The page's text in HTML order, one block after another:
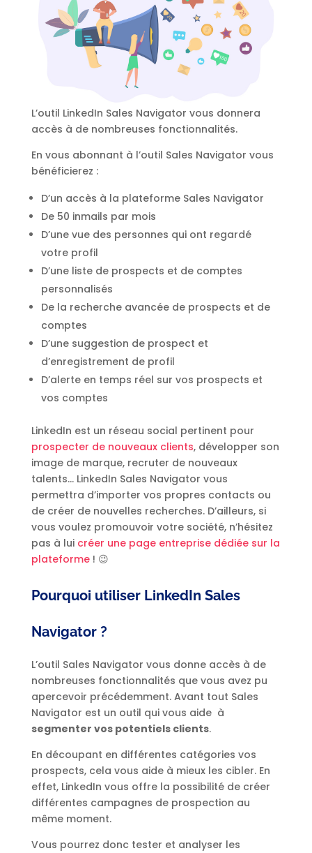
L’outil LinkedIn Sales Navigator vous donnera
accès à de nombreuses fonctionnalités.
En vous abonnant à l’outil Sales Navigator vous
bénéficierez :
D’un accès à la plateforme Sales Navigator
De 50 inmails par mois
D’une vue des personnes qui ont regardé
votre profil
D’une liste de prospects et de comptes
personnalisés
De la recherche avancée de prospects et de
comptes
D’une suggestion de prospect et
d’enregistrement de profil
D’alerte en temps réel sur vos prospects et
vos comptes
LinkedIn est un réseau social pertinent pour
prospecter de nouveaux clients, développer son
image de marque, recruter de nouveaux
talents… LinkedIn Sales Navigator vous
permettra d’importer vos propres contacts ou
de créer de nouvelles recherches. D’ailleurs, si
vous voulez promouvoir votre société, n’hésitez
pas à lui créer une page entreprise dédiée sur la
plateforme! 😉
Pourquoi utiliser LinkedIn Sales
Navigator ?
L’outil Sales Navigator vous donne accès à de
nombreuses fonctionnalités que vous avez pu
apercevoir précédemment. Avant tout Sales
Navigator est un outil qui vous aide à
segmenter vos potentiels clients.
En découpant en différentes catégories vos
prospects, cela vous aide à mieux les cibler. En
effet, LinkedIn vous offre la possibilité de créer
différentes campagnes de prospection au
même moment.
Vous pourrez donc tester et analyser les